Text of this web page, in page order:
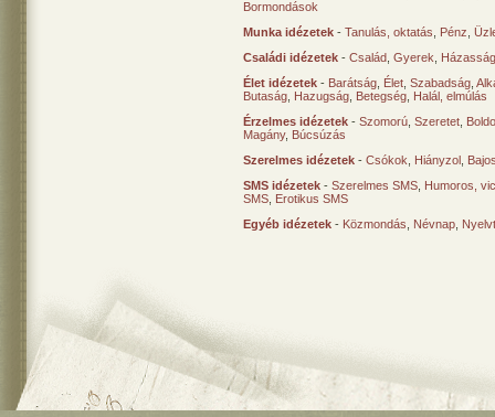
Bormondások
Munka idézetek - Tanulás, oktatás Pénz
Családi idézetek - Család Gyerek
Élet idézetek - Barátság Élet Szabadság
Butaság Hazugság Betegség Halál, elmúlás
Érzelmes idézetek - Szomorú Szeretet
Magány, Búcsúzás
Szerelmes idézetek - Csókok Hiányzol
SMS idézetek - Szerelmes SMS Humoros,
SMS Erotikus SMS
Egyéb idézetek - Közmondás Névnap